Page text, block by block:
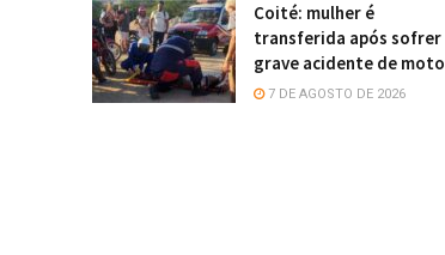
Coité: mulher é
transferida após sofrer
grave acidente de moto
7 DE AGOSTO DE 2026